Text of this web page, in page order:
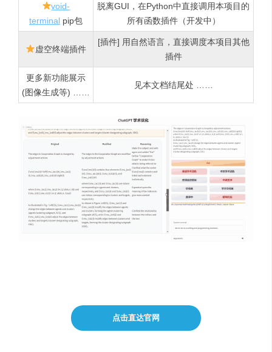
void-
terminal pip包
脱离GUI，在Python中直接调用本项目的
所有函数插件（开发中）
虚空终端插件
[插件] 用自然语言，直接调度本项目其他
插件
更多新功能展示
(图像生成等) ……
见本文档结尾处 ……
点击直达官网